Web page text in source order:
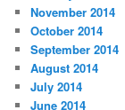
November 2014
October 2014
September 2014
August 2014
July 2014
June 2014